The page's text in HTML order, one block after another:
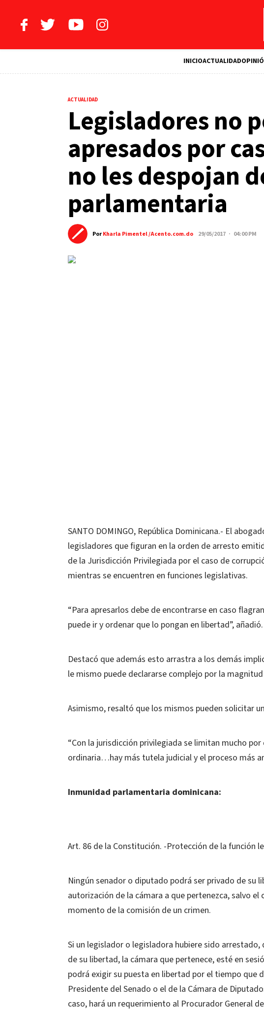
INICIOACTUALIDAD
ACTUALIDAD
Legisladores no
apresados por
no les despojan
parlamentaria
PorKharla Pimentel /Acento.com.do 29/05/2017 · 04:00 PM
SANTO DOMINGO, República Dominicana.- El
legisladores que figuran en la orden de arresto
de la Jurisdicción Privilegiada por el caso de
mientras se encuentren en funciones legislativas.
“Para apresarlos debe de encontrarse en caso
puede ir y ordenar que lo pongan en libertad”, añadió.
Destacó que además esto arrastra a los demás
le mismo puede declararse complejo por la
Asimismo, resaltó que los mismos pueden solicitar
“Con la jurisdicción privilegiada se limitan mucho
ordinaria…hay más tutela judicial y el proceso más
Inmunidad parlamentaria dominicana:
Art. 86 de la Constitución. -Protección de la función
Ningún senador o diputado podrá ser privado de su
autorización de la cámara a que pertenezca, salvo el
momento de la comisión de un crimen.
Si un legislador o legisladora hubiere sido
de su libertad, la cámara que pertenece, esté en
podrá exigir su puesta en libertad por el tiempo que
Presidente del Senado o el de la Cámara de
caso, hará un requerimiento al Procurador General